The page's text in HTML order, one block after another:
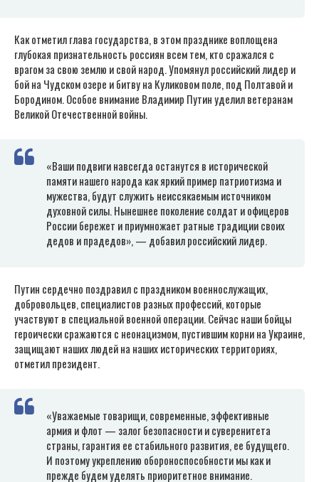
Как отметил глава государства, в этом празднике воплощена
глубокая признательность россиян всем тем, кто сражался с
врагом за свою землю и свой народ. Упомянул российский лидер и
бой на Чудском озере и битву на Куликовом поле, под Полтавой и
Бородином. Особое внимание Владимир Путин уделил ветеранам
Великой Отечественной войны.
«Ваши подвиги навсегда останутся в исторической
памяти нашего народа как яркий пример патриотизма и
мужества, будут служить неиссякаемым источником
духовной силы. Нынешнее поколение солдат и офицеров
России бережет и приумножает ратные традиции своих
дедов и прадедов», — добавил российский лидер.
Путин сердечно поздравил с праздником военнослужащих,
добровольцев, специалистов разных профессий, которые
участвуют в специальной военной операции. Сейчас наши бойцы
героически сражаются с неонацизмом, пустившим корни на Украине,
защищают наших людей на наших исторических территориях,
отметил президент.
«Уважаемые товарищи, современные, эффективные
армия и флот — залог безопасности и суверенитета
страны, гарантия ее стабильного развития, ее будущего.
И поэтому укреплению обороноспособности мы как и
прежде будем уделять приоритетное внимание.